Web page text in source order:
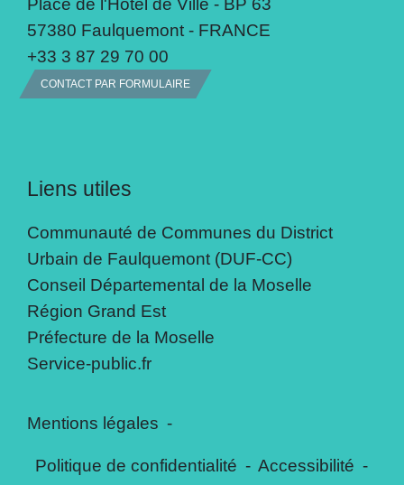
57380 Faulquemont - FRANCE
+33 3 87 29 70 00
CONTACT PAR FORMULAIRE
Liens utiles
Communauté de Communes du District
Urbain de Faulquemont (DUF-CC)
Conseil Départemental de la Moselle
Région Grand Est
Préfecture de la Moselle
Service-public.fr
Mentions légales -
Politique de confidentialité - Accessibilité -